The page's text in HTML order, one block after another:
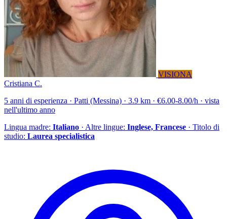
VISIONA
Cristiana C.
5 anni di esperienza · Patti (Messina) · 3.9 km · €6.00-8.00/h · vista
nell'ultimo anno
Lingua madre: Italiano · Altre lingue: Inglese, Francese · Titolo di
studio: Laurea specialistica